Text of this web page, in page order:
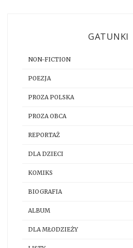
GATUNKI
NON-FICTION
POEZJA
PROZA POLSKA
PROZA OBCA
REPORTAŻ
DLA DZIECI
KOMIKS
BIOGRAFIA
ALBUM
DLA MŁODZIEŻY